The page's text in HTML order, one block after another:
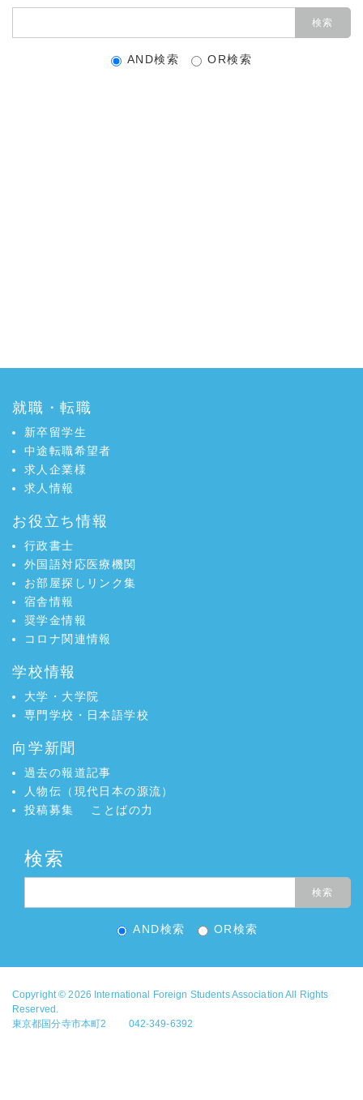
AND検索 OR検索
就職・転職
新卒留学生
中途転職希望者
求人企業様
求人情報
お役立ち情報
行政書士
外国語対応医療機関
お部屋探しリンク集
宿舎情報
奨学金情報
コロナ関連情報
学校情報
大学・大学院
専門学校・日本語学校
向学新聞
過去の報道記事
人物伝（現代日本の源流）
投稿募集
ことばの力
検索
AND検索 OR検索
Copyright © 2026 International Foreign Students Association All Rights
Reserved.
東京都国分寺市本町2 042-349-6392